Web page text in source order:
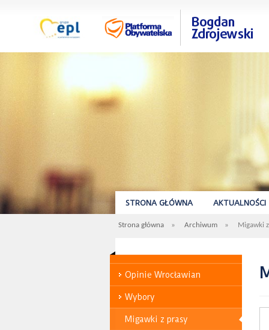
STRONA GŁÓWNA AKTUALNOŚCI
Strona główna » Archiwum » Migawki
Opinie Wrocławian
Wybory
Migawki z prasy